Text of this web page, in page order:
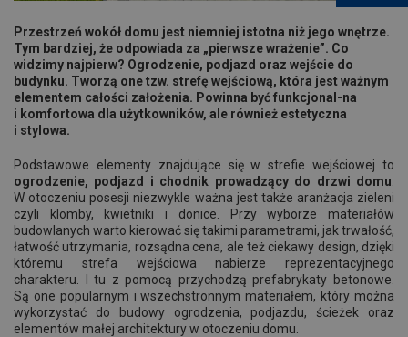
Przestrzeń wokół domu jest niemniej istotna niż jego wnętrze.
Tym bardziej, że odpowiada za „pierwsze wrażenie”. Co
widzimy najpierw? Ogrodzenie, podjazd oraz wejście do
budynku. Tworzą one tzw. strefę wejściową, która jest ważnym
elementem całości założenia. Powinna być funkcjonal-na
i komfortowa dla użytkowników, ale również estetyczna
i stylowa.
Podstawowe elementy znajdujące się w strefie wejściowej to
ogrodzenie, podjazd i chodnik prowadzący do drzwi domu
W otoczeniu posesji niezwykle ważna jest także aranżacja zieleni
czyli klomby, kwietniki i donice. Przy wyborze materiałów
budowlanych warto kierować się takimi parametrami, jak trwałość,
łatwość utrzymania, rozsądna cena, ale też ciekawy design, dzięki
któremu strefa wejściowa nabierze reprezentacyjnego
charakteru. I tu z pomocą przychodzą prefabrykaty betonowe.
Są one popularnym i wszechstronnym materiałem, który można
wykorzystać do budowy ogrodzenia, podjazdu, ścieżek oraz
elementów małej architektury w otoczeniu domu.